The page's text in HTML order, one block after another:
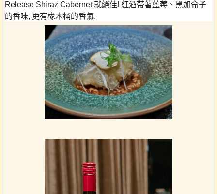
Release Shiraz Cabernet就絕佳! 紅酒帶著藍莓、黑加侖子
的香味, 更有橡木桶的香氣.